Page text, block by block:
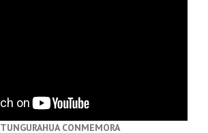
TUNGURAHUA CONMEMORA